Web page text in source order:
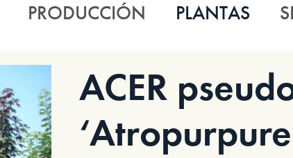
PRODUCCIÓN PLANTAS
ACER